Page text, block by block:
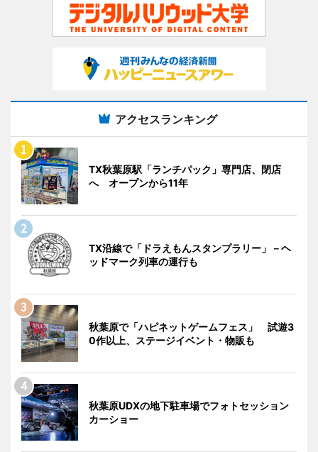
アクセスランキング
TX秋葉原駅「ランチパック」専門店、閉店
へ オープンから11年
TX沿線で「ドラえもんスタンプラリー」－ヘ
ッドマーク列車の運行も
秋葉原で「ハピネットゲームフェス」 試遊3
0作以上、ステージイベント・物販も
秋葉原UDXの地下駐車場でフォトセッション
カーショー